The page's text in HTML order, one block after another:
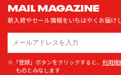
MAIL MAGAZINE
新入荷やセール情報をいちはやくお届けし
※「登録」ボタンをクリックすると、 利用規
ものとみなします